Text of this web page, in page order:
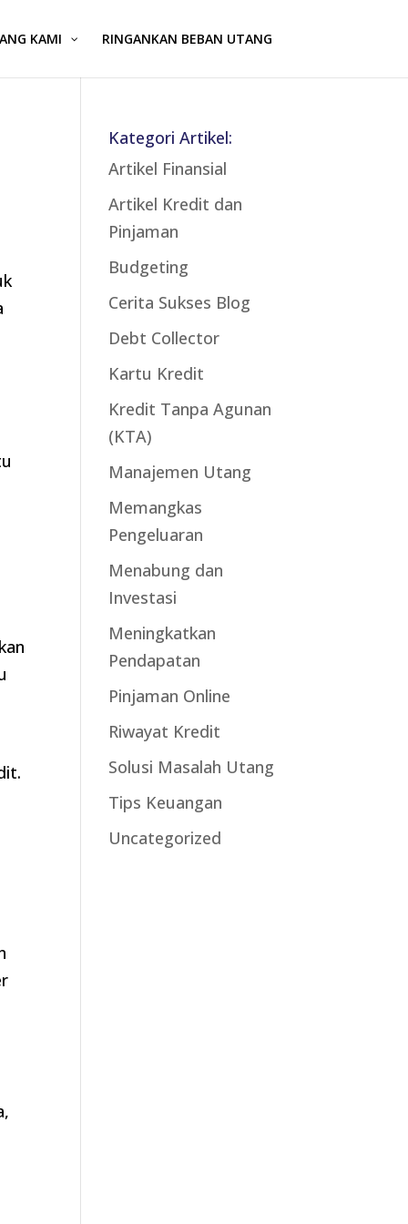
KAMI RINGANKAN BEBAN UTANG
Kategori Artikel:
Artikel Finansial
Artikel Kredit dan
Pinjaman
Budgeting
Cerita Sukses Blog
Debt Collector
Kartu Kredit
Kredit Tanpa Agunan
(KTA)
Manajemen Utang
Memangkas
Pengeluaran
Menabung dan
Investasi
Meningkatkan
Pendapatan
Pinjaman Online
Riwayat Kredit
Solusi Masalah Utang
Tips Keuangan
Uncategorized